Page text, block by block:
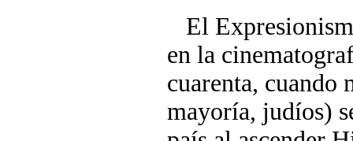
El
en la
cuarenta, cuando
mayoría, judíos)